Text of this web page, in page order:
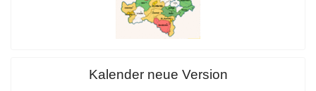
Kalender neue Version